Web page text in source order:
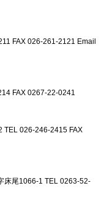
FAX 026-261-2121 Email
FAX 0267-22-0241
TEL 026-246-2415 FAX
床尾1066-1 TEL 0263-52-